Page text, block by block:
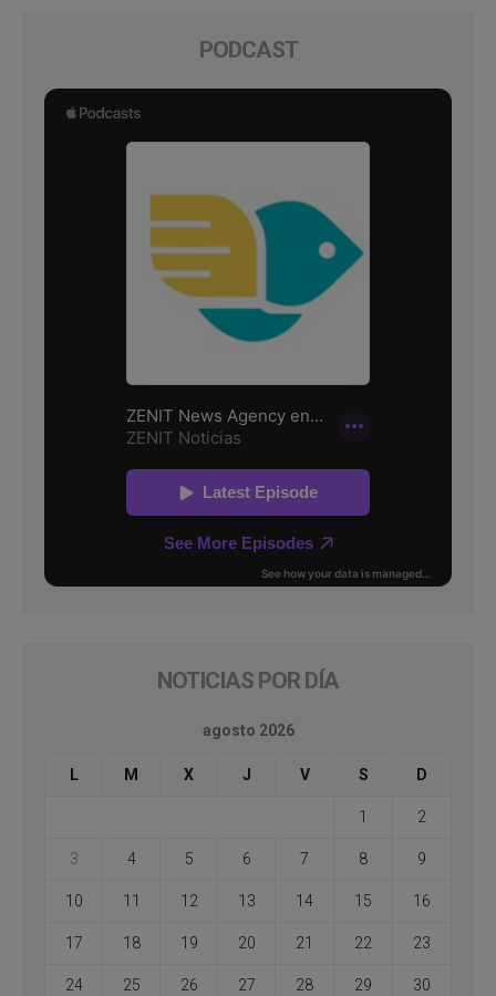
PODCAST
NOTICIAS POR DÍA
agosto 2026
L M X J V S D
1 2
3 4 5 6 7 8 9
10 11 12 13 14 15 16
17 18 19 20 21 22 23
24 25 26 27 28 29 30